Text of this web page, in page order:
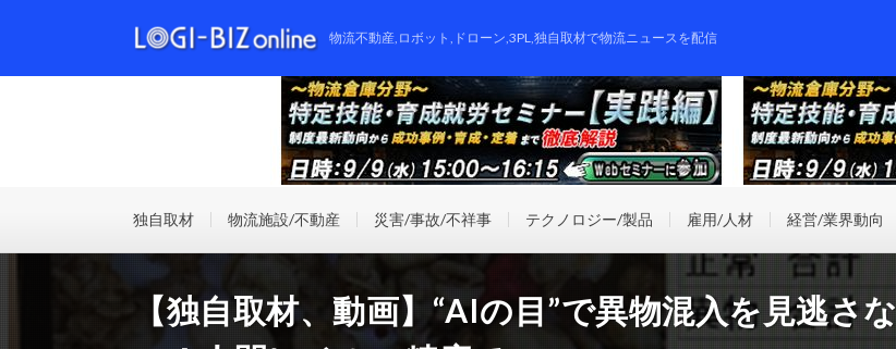
物流不動産,ロボット,ドローン,3PL,独自取材で物流ニュースを配信
独自取材 物流施設/不動産 災害/事故/不祥事 テクノロジー/製品 雇用/人材 経営/業界動向
【独自取材、動画】“AIの目”で異物混入を見逃さな